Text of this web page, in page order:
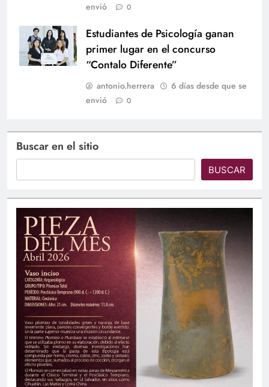
envió
0
Estudiantes de Psicología ganan
primer lugar en el concurso
“Contalo Diferente”
antonio.herrera
6 días desde que se
envió
0
Buscar en el sitio
BUSCAR